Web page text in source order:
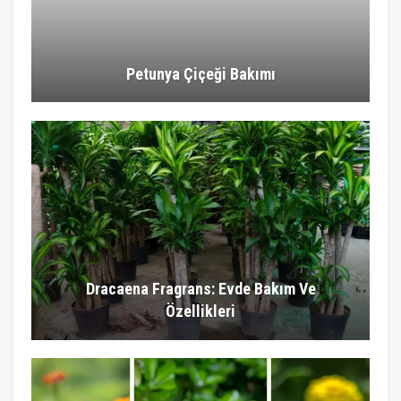
Petunya Çiçeği Bakımı
Dracaena Fragrans: Evde Bakım Ve
Özellikleri